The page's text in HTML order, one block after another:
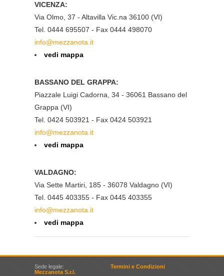
VICENZA:
Via Olmo, 37 - Altavilla Vic.na 36100 (VI)
Tel. 0444 695507 - Fax 0444 498070
info@mezzanota.it
vedi mappa
BASSANO DEL GRAPPA:
Piazzale Luigi Cadorna, 34 - 36061 Bassano del
Grappa (VI)
Tel. 0424 503921 - Fax 0424 503921
info@mezzanota.it
vedi mappa
VALDAGNO:
Via Sette Martiri, 185 - 36078 Valdagno (VI)
Tel. 0445 403355 - Fax 0445 403355
info@mezzanota.it
vedi mappa
Sede legale:
Mezzanota S.r.l.
Termini e Condizioni